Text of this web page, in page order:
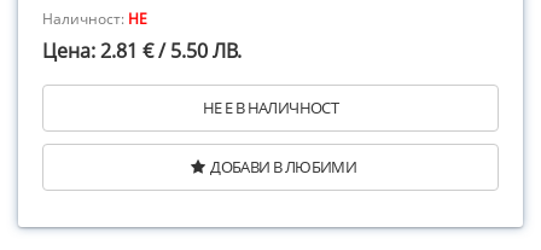
Наличност: НЕ
Цена: 2.81 € / 5.50 ЛВ.
НЕ Е В НАЛИЧНОСТ
ДОБАВИ В ЛЮБИМИ